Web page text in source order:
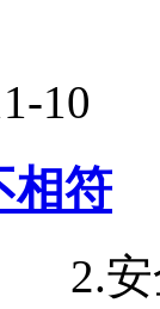
10
相符
2.安